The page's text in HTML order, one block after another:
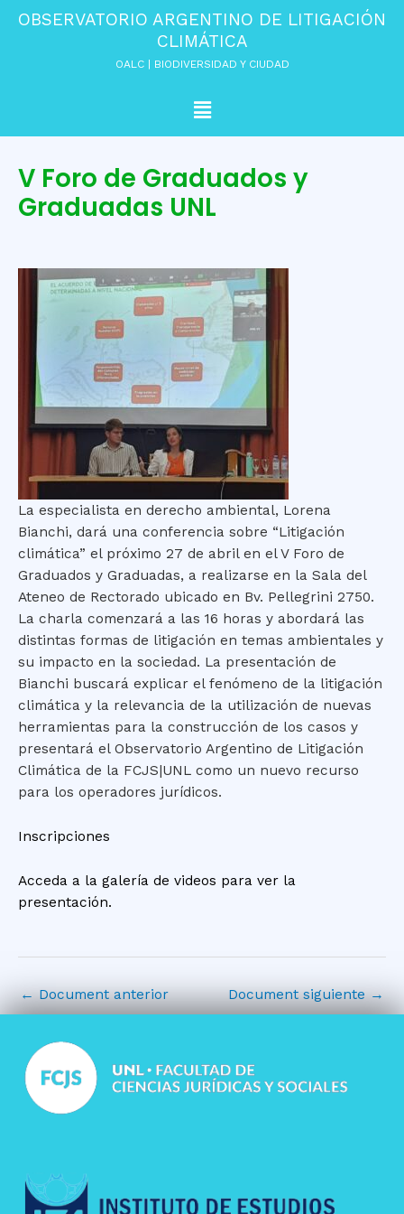
OBSERVATORIO ARGENTINO DE LITIGACIÓN
CLIMÁTICA
OALC | BIODIVERSIDAD Y CIUDAD
Menú
V Foro de Graduados y
Graduadas UNL
La especialista en derecho ambiental, Lorena
Bianchi, dará una conferencia sobre “Litigación
climática” el próximo 27 de abril en el V Foro de
Graduados y Graduadas, a realizarse en la Sala del
Ateneo de Rectorado ubicado en Bv. Pellegrini 2750.
La charla comenzará a las 16 horas y abordará las
distintas formas de litigación en temas ambientales y
su impacto en la sociedad. La presentación de
Bianchi buscará explicar el fenómeno de la litigación
climática y la relevancia de la utilización de nuevas
herramientas para la construcción de los casos y
presentará el Observatorio Argentino de Litigación
Climática de la FCJS|UNL como un nuevo recurso
para los operadores jurídicos.
Inscripciones
Acceda a la galería de videos para ver la
presentación.
← Document anterior Document siguiente →